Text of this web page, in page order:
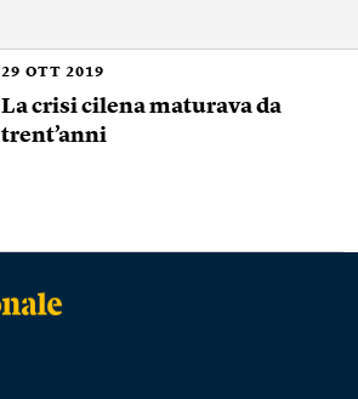
29 OTT 2019
La crisi cilena maturava da
trent’anni